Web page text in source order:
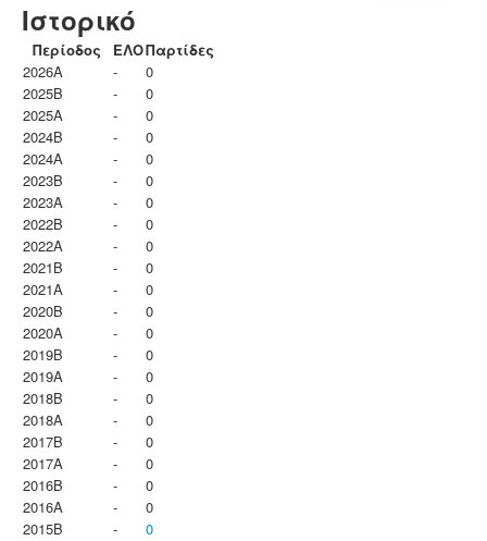
Ιστορικό
Περίοδος ΕΛΟΠαρτίδες
2026A
-
0
2025B
-
0
2025A
-
0
2024B
-
0
2024A
-
0
2023B
-
0
2023Α
-
0
2022B
-
0
2022A
-
0
2021B
-
0
2021A
-
0
2020B
-
0
2020A
-
0
2019B
-
0
2019A
-
0
2018B
-
0
2018A
-
0
2017B
-
0
2017A
-
0
2016B
-
0
2016A
-
0
2015B
-
0